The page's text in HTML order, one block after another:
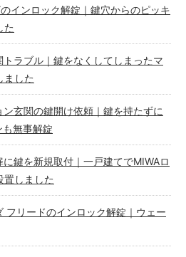
のインロック解錠｜鍵穴からのピッキ
た
トラブル｜鍵をなくしてしまったマ
ました
ン玄関の鍵開け依頼｜鍵を持たずに
無事解錠
に鍵を新規取付｜一戸建てでMIWAロ
置しました
フリードのインロック解錠｜ウェー